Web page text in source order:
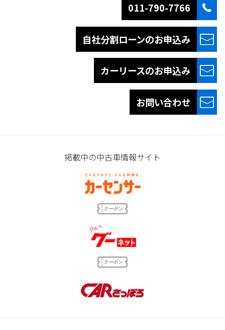
011-790-7766
自社分割ローンのお申込み
カーリースのお申込み
お問い合わせ
掲載中の中古車情報サイト